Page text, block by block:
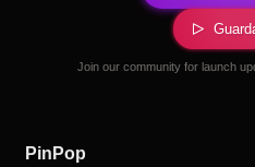
Join our community for launch
PinPop